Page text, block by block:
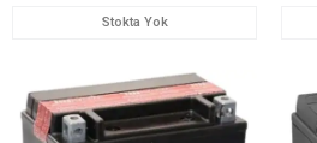
Stokta Yok